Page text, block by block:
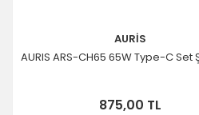
AURİS
AURIS ARS-CH65 65W Type-C Set
875,00 TL